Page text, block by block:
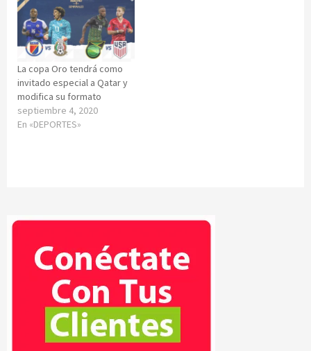
La copa Oro tendrá como
invitado especial a Qatar y
modifica su formato
septiembre 4, 2020
En «DEPORTES»